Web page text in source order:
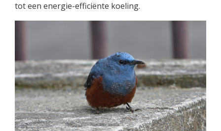
tot een energie-efficiënte koeling.